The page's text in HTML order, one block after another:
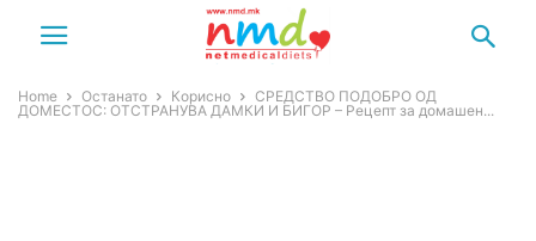
Home Останато Корисно
СРЕДСТВО ПОДОБРО ОД
ДОМЕСТОС: ОТСТРАНУВА ДАМКИ И БИГОР – Рецепт за домашен...